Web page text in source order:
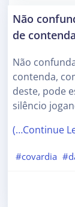
Não
de contenda
Não
contenda,
deste, pode
silêncio
(…Continue
#covardia